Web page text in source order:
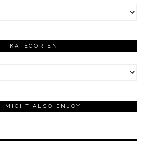
KATEGORIEN
MIGHT ALSO ENJOY